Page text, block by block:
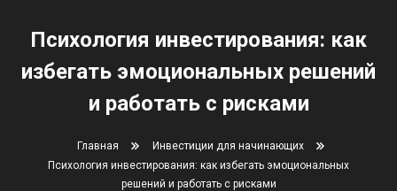
Психология инвестирования: как
избегать эмоциональных решений
и работать с рисками
Главная
Инвестиции для начинающих
Психология инвестирования: как избегать эмоциональных
решений и работать с рисками